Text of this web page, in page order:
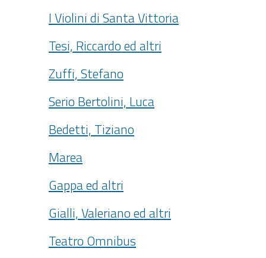
I Violini di Santa Vittoria
Tesi, Riccardo ed altri
Zuffi, Stefano
Serio Bertolini, Luca
Bedetti, Tiziano
Marea
Gappa ed altri
Gialli, Valeriano ed altri
Teatro Omnibus